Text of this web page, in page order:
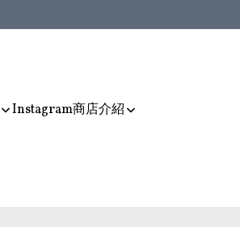
Instagram商店介紹